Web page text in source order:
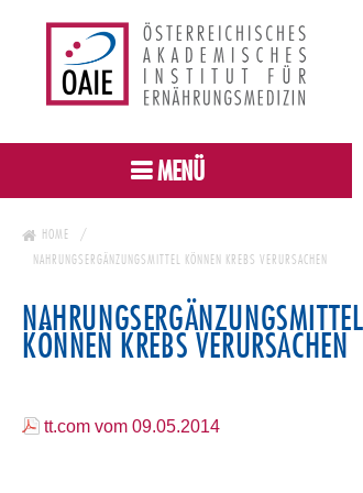
MENÜ
HOME
NAHRUNGSERGÄNZUNGSMITTEL KÖNNEN KREBS VERURSACHEN
NAHRUNGSERGÄNZUNGSMITTEL
KÖNNEN KREBS VERURSACHEN
tt.com vom 09.05.2014